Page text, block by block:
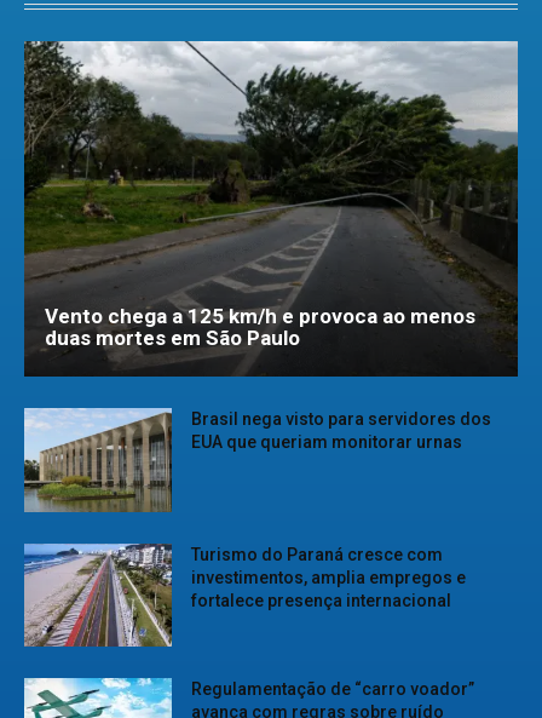
Vento chega a 125 km/h e provoca ao menos
duas mortes em São Paulo
Brasil nega visto para servidores dos
EUA que queriam monitorar urnas
Turismo do Paraná cresce com
investimentos, amplia empregos e
fortalece presença internacional
Regulamentação de “carro voador”
avança com regras sobre ruído